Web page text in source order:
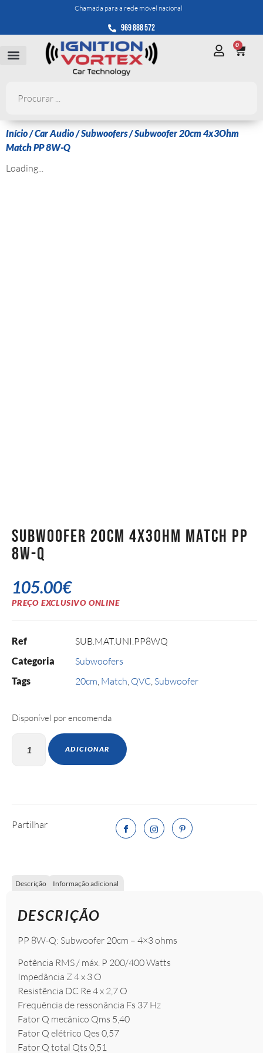
Chamada para a rede móvel nacional
969 888 572
0
Início/Car Audio/Subwoofers/ Subwoofer 20cm 4x3Ohm
Match PP 8W-Q
Loading...
Subwoofer 20cm 4x3Ohm Match PP
8W-Q
105.00€
PREÇO EXCLUSIVO ONLINE
Ref SUB.MAT.UNI.PP8WQ
Categoria Subwoofers
Tags 20cm, Match, QVC, Subwoofer
Disponível por encomenda
ADICIONAR
Partilhar
Descrição Informação adicional
DESCRIÇÃO
PP 8W-Q: Subwoofer 20cm – 4×3 ohms
Potência RMS / máx. P 200/400 Watts
Impedância Z 4 x 3 O
Resistência DC Re 4 x 2,7 O
Frequência de ressonância Fs 37 Hz
Fator Q mecânico Qms 5,40
Fator Q elétrico Qes 0,57
Fator Q total Qts 0,51